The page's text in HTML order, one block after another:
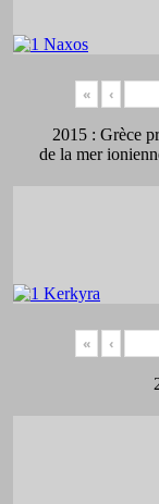
« ‹
2015 : Grèce
de la mer
« ‹